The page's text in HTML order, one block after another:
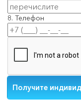
8. Телефон